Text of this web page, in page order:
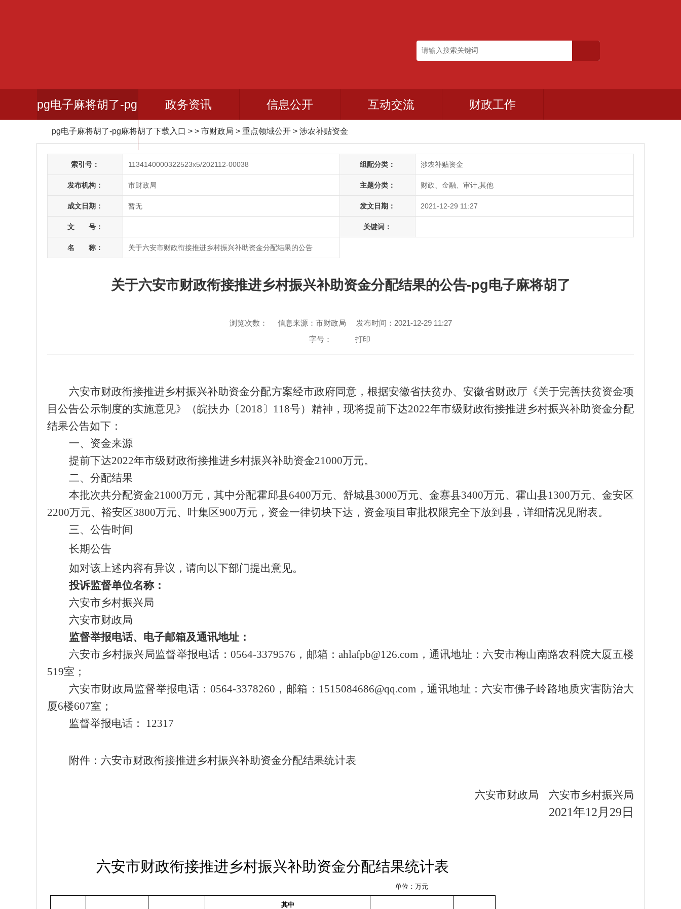
pg电子麻将胡了-pg
麻将胡了下载入口
政务资讯 信息公开 互动交流 财政工作
pg电子麻将胡了-pg麻将胡了下载入口 > > 市财政局 > 重点领域公开 > 涉农补贴资金
索引号： 1134140000322523x5/202112-00038 组配分类： 涉农补贴资金
发布机构： 市财政局 主题分类： 财政、金融、审计,其他
成文日期： 暂无 发文日期： 2021-12-29 11:27
文 号： 关键词：
名 称： 关于六安市财政衔接推进乡村振兴补助资金分配结果的公告
关于六安市财政衔接推进乡村振兴补助资金分配结果的公告-pg电子麻将胡了
浏览次数： 信息来源：市财政局
发布时间：2021-12-29 11:27
字号：
打印
六安市财政衔接推进乡村振兴补助资金分配方案经市政府同意 ，根据安徽省扶贫办、安徽省财政厅《关于完善扶贫资金项
目公告公示制度的实施意见》（皖扶办〔2018〕 118号）精神，现将提前下达2022年市级财政衔接推进乡村振兴补助资金分配
结果公告如下：
一、资金来源
提前下达2022年市级财政衔接推进乡村振兴补助资金21000万元。
二、分配结果
本批次共分配资金21000万元，其中分配霍邱县6400万元、舒城县3000万元、金寨县3400万元、霍山县1300万元、金安区
2200万元、裕安区3800万元、叶集区900万元，资金一律切块下达，资金项目审批权限完全下放到县， 详细情况见附表。
三、 公告时间
长期公告
如对该上述内容有异议，请向以下部门提出意见。
投诉监督单位名称：
六安市乡村振兴局
六安市财政局
监督举报电话、电子邮箱及通讯地址：
六安市乡村振兴局监督举报电话： 0564-3379576 ，邮箱：ahlafpb@126.com ，通讯地址：六安市梅山南路农科院大厦五楼
519室；
六安市财政局监督举报电话： 0564-3378260 ，邮箱： 1515084686@qq.com ，通讯地址：六安市佛子岭路地质灾害防治大
厦6楼607室；
监督举报电话：
12317
附件： 六安市财政衔接推进乡村振兴补助资金分配结果统计表
六安市财政局 六安市乡村振兴局
2021年12月29日
六安市财政衔接推进乡村振兴补助资金分配结果统计表
单位：万元
其中